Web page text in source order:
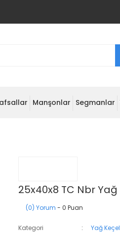
Manşonlar Segmanlar
25x40x8 TC Nbr
(0) Yorum - 0 Puan
Kategori
Yağ